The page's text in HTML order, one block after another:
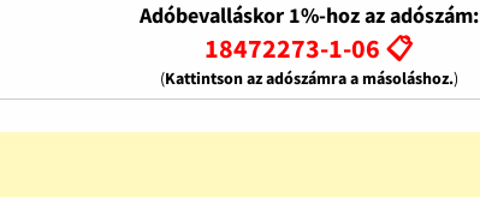
Adóbevalláskor 1%-hoz az adószám:
18472273-1-06 📋
(Kattintson az adószámra a másoláshoz.)